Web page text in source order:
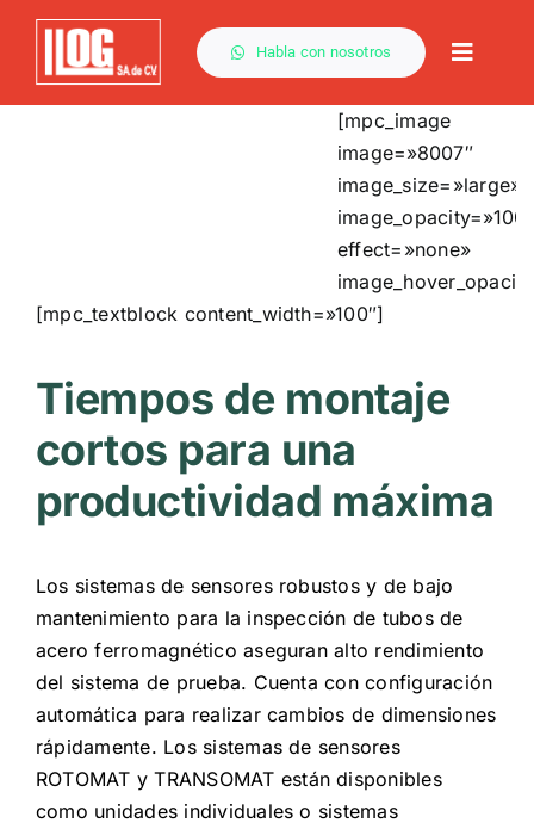
Saltar
contenido
Habla con nosotros
Toggle
[mpc_image
image=»8007″
image_size=»large»
image_opacity=»100″
effect=»none»
[mpc_textblock content_width=»100″]
Tiempos de montaje
cortos para una
productividad máxima
Los sistemas de sensores robustos y de bajo
mantenimiento para la inspección de tubos de
acero ferromagnético aseguran alto rendimiento
del sistema de prueba. Cuenta con configuración
automática para realizar cambios de dimensiones
rápidamente. Los sistemas de sensores
ROTOMAT y TRANSOMAT están disponibles
como unidades individuales o sistemas